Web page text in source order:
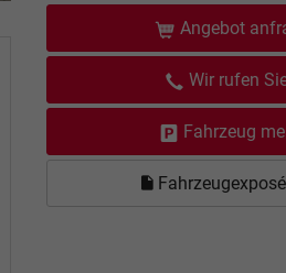
Angebot
Wir rufen
Fahrzeug